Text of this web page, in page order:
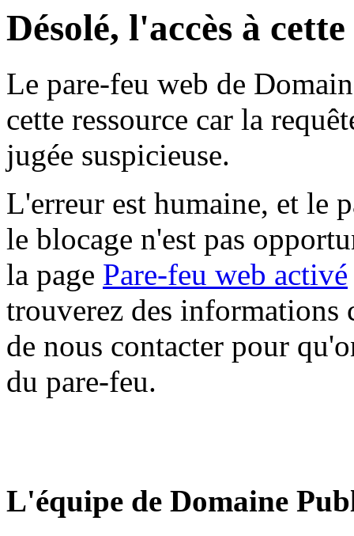
Désolé, l'accès à
Le pare-feu web de
cette ressource car la
jugée suspicieuse.
L'erreur est humaine, et le
le blocage n'est pas
la page Pare-feu web activé
trouverez des informations
de nous contacter pour
du pare-feu.
L'équipe de Domaine